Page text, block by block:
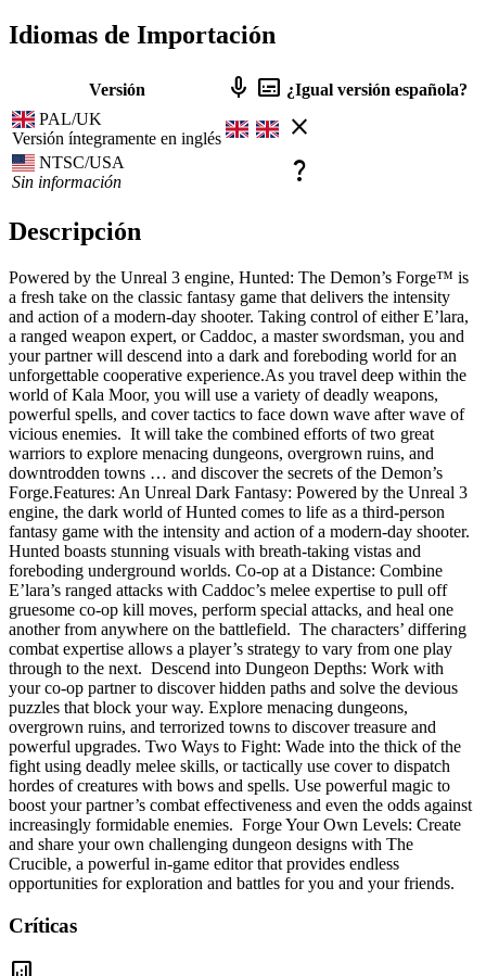
Idiomas de Importación
Versión mic subtitles ¿Igual versión española?
PAL/UK
Versión íntegramente en inglés
close
NTSC/USA
Sin información
question_mark
Descripción
Powered by the Unreal 3 engine, Hunted: The Demon’s Forge™ is
a fresh take on the classic fantasy game that delivers the intensity
and action of a modern-day shooter. Taking control of either E’lara,
a ranged weapon expert, or Caddoc, a master swordsman, you and
your partner will descend into a dark and foreboding world for an
unforgettable cooperative experience.As you travel deep within the
world of Kala Moor, you will use a variety of deadly weapons,
powerful spells, and cover tactics to face down wave after wave of
vicious enemies. It will take the combined efforts of two great
warriors to explore menacing dungeons, overgrown ruins, and
downtrodden towns … and discover the secrets of the Demon’s
Forge.Features: An Unreal Dark Fantasy: Powered by the Unreal 3
engine, the dark world of Hunted comes to life as a third-person
fantasy game with the intensity and action of a modern-day shooter.
Hunted boasts stunning visuals with breath-taking vistas and
foreboding underground worlds. Co-op at a Distance: Combine
E’lara’s ranged attacks with Caddoc’s melee expertise to pull off
gruesome co-op kill moves, perform special attacks, and heal one
another from anywhere on the battlefield. The characters’ differing
combat expertise allows a player’s strategy to vary from one play
through to the next. Descend into Dungeon Depths: Work with
your co-op partner to discover hidden paths and solve the devious
puzzles that block your way. Explore menacing dungeons,
overgrown ruins, and terrorized towns to discover treasure and
powerful upgrades. Two Ways to Fight: Wade into the thick of the
fight using deadly melee skills, or tactically use cover to dispatch
hordes of creatures with bows and spells. Use powerful magic to
boost your partner’s combat effectiveness and even the odds against
increasingly formidable enemies. Forge Your Own Levels: Create
and share your own challenging dungeon designs with The
Crucible, a powerful in-game editor that provides endless
opportunities for exploration and battles for you and your friends.
Críticas